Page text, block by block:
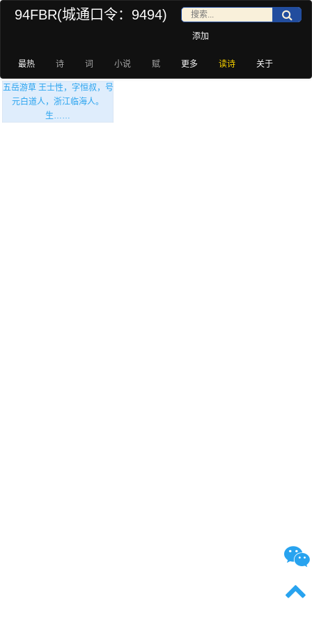
94FBR(城通口令：9494)
添加
最热 诗 词 小说 赋 更多 读诗 关于
五岳游草 王士性，字恒叔，号
元白道人，浙江临海人。
生……